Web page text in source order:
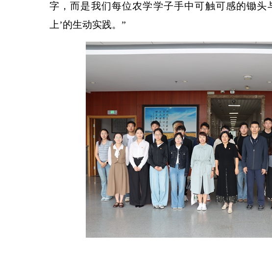
字，而是我们每位农学学子手中可触可感的锄头
上’的生动实践。”